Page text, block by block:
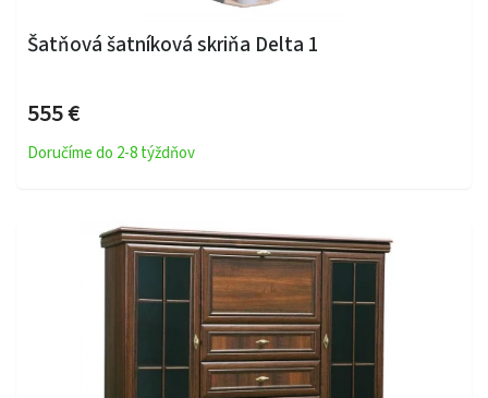
Šatňová šatníková skriňa Delta 1
555 €
Doručíme do 2-8 týždňov